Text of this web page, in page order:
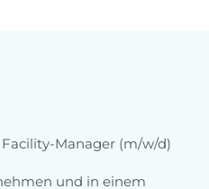
Manager (m/w/d)
und in einem